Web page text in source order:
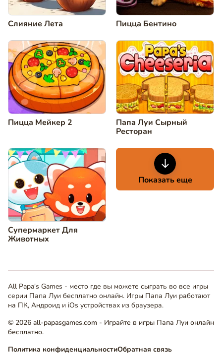
Слияние Лета Пицца Бентино
Пицца Мейкер 2
Папа Луи Сырный
Ресторан
Супермаркет Для
Животных
Показать еще
All Papa's Games - место где вы можете сыграть во все игры
серии Папа Луи бесплатно онлайн. Игры Папа Луи работают
на ПК, Андроид и iOs устройствах из браузера.
© 2026 all-papasgames.com - Играйте в игры Папа Луи онлайн
бесплатно.
Политика конфиденциальностиОбратная связь